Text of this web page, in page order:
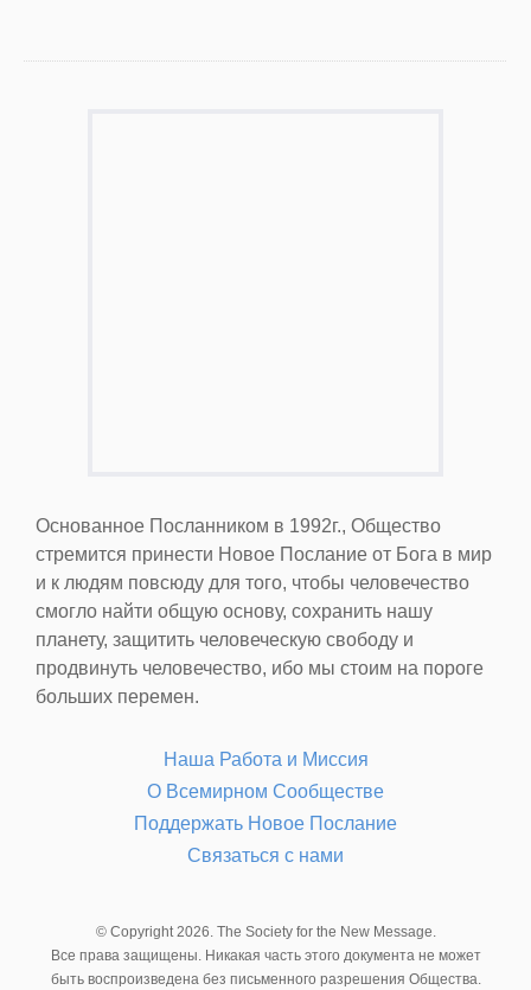
Основанное Посланником в 1992г., Общество
стремится принести Новое Послание от Бога в мир
и к людям повсюду для того, чтобы человечество
смогло найти общую основу, сохранить нашу
планету, защитить человеческую свободу и
продвинуть человечество, ибо мы стоим на пороге
больших перемен.
Наша Работа и Миссия
О Всемирном Сообществе
Поддержать Новое Послание
Связаться с нами
© Copyright 2026. The Society for the New Message.
Все права защищены. Никакая часть этого документа не может
быть воспроизведена без письменного разрешения Общества.